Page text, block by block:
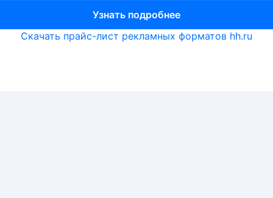
Узнать подробнее
Узнать подробнее
Скачать прайс-лист рекламных форматов hh.ru